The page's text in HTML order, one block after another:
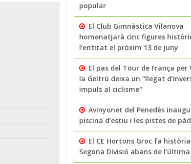
popular
El Club Gimnàstica Vilanova
homenatjarà cinc figures
l’entitat el pròxim 13 de juny
El pas del Tour de França per
la Geltrú deixa un "llegat
impuls al ciclisme"
Avinyonet del Penedès
piscina d’estiu i les pistes de
El CE Hortons Groc fa
Segona Divisió abans de